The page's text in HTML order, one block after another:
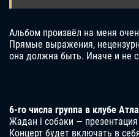
Альбом произвёл на меня
Прямые выражения,
она должна быть. Иначе и не
6-го числа группа в клубе
Жадан і собаки —
Концерт будет включать в